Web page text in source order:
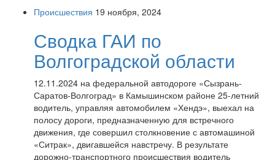
Происшествия 19 ноября, 2024
Сводка ГАИ по
Волгоградской области
12.11.2024 на федеральной автодороге «Сызрань-
Саратов-Волгоград» в Камышинском районе 25-летний
водитель, управляя автомобилем «Хендэ», выехал на
полосу дороги, предназначенную для встречного
движения, где совершил столкновение с автомашиной
«Ситрак», двигавшейся навстречу. В результате
дорожно-транспортного происшествия водитель